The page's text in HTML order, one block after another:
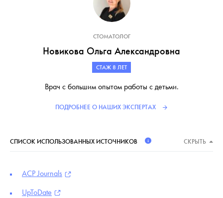
СТОМАТОЛОГ
Новикова Ольга Александровна
СТАЖ 8 ЛЕТ
Врач с большим опытом работы с детьми.
ПОДРОБНЕЕ О НАШИХ ЭКСПЕРТАХ
СПИСОК ИСПОЛЬЗОВАННЫХ ИСТОЧНИКОВ СКРЫТЬ
ACP Journals
UpToDate